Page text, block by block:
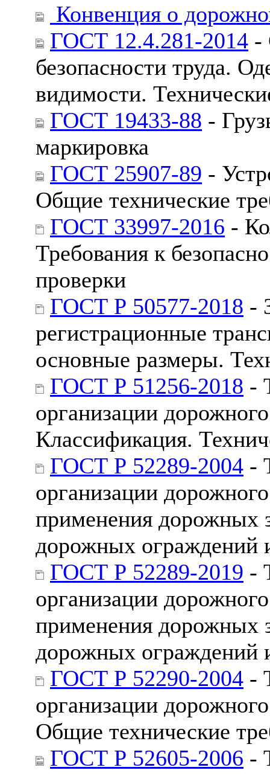
Конвенция о
ГОСТ 12.4.281-2014 -
безопасности труда.
видимости.
ГОСТ 19433-88 -
маркировка
ГОСТ 25907-89 -
Общие технические
ГОСТ 33997-2016 -
Требования к
проверки
ГОСТ Р 50577-2018 -
регистрационные
основные размеры.
ГОСТ Р 51256-2018 -
организации
Классификация.
ГОСТ Р 52289-2004 -
организации
применения дорожных
дорожных ограждений
ГОСТ Р 52289-2019 -
организации
применения дорожных
дорожных ограждений
ГОСТ Р 52290-2004 -
организации
Общие технические
ГОСТ Р 52605-2006 -